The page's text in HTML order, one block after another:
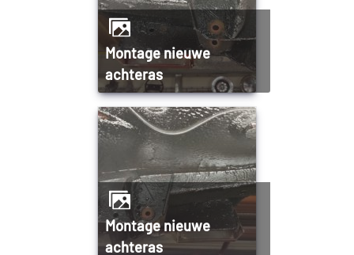
Montage nieuwe
achteras
Montage nieuwe
achteras